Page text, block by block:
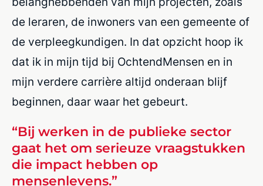
de leraren, de inwoners van een gemeente of
de verpleegkundigen. In dat opzicht hoop ik
dat ik in mijn tijd bij OchtendMensen en in
mijn verdere carrière altijd onderaan blijf
beginnen, daar waar het gebeurt.
“Bij werken in de publieke sector
gaat het om serieuze vraagstukken
die impact hebben op
mensenlevens.”